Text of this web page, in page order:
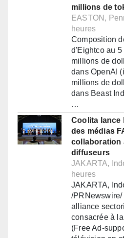
millions de
EASTON,
heures
Composition
d'Eightco au 5
millions de
dans OpenAI
millions de
dans Beast
…
Coolita lance
des médias
collaboration
diffuseurs
JAKARTA,
heures
JAKARTA,
/PRNewswire/
alliance
consacrée à
(Free Ad-